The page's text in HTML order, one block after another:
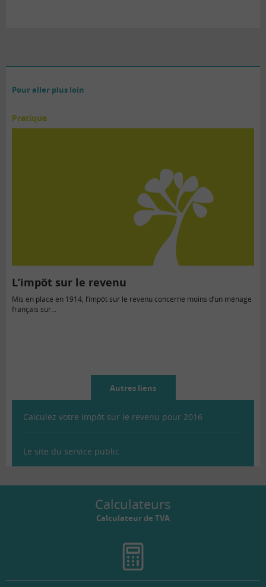
Pour aller plus loin
Pratique
L’impôt sur le revenu
Mis en place en 1914, l’impôt sur le revenu concerne moins d’un ménage
français sur...
Autres liens
Calculez votre impôt sur le revenu pour 2016
Le site du service public
Calculateurs
Calculateur de TVA